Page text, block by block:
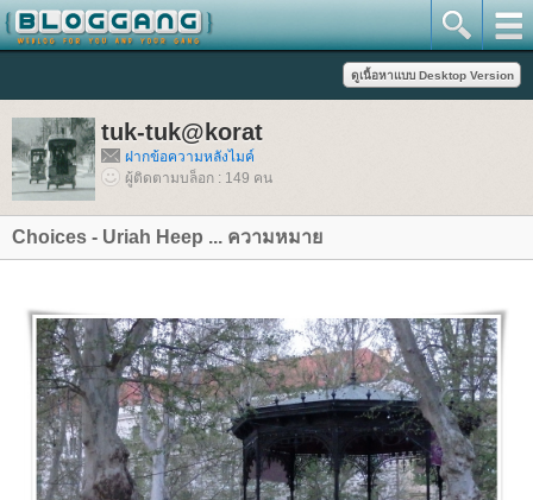
tuk-tuk@korat
ฝากข้อความหลังไมค์
ผู้ติดตามบล็อก : 149 คน
Choices - Uriah Heep ... ความหมา